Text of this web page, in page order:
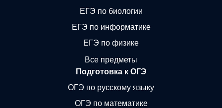
ЕГЭ по биологии
ЕГЭ по информатике
ЕГЭ по физике
Все предметы
Подготовка к ОГЭ
ОГЭ по русскому языку
ОГЭ по математике